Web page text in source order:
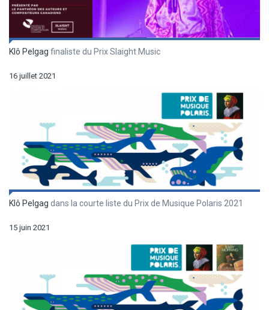
Klô Pelgag finaliste du Prix Slaight Music
16 juillet 2021
Klô Pelgag dans la courte liste du Prix de Musique Polaris 2021
15 juin 2021